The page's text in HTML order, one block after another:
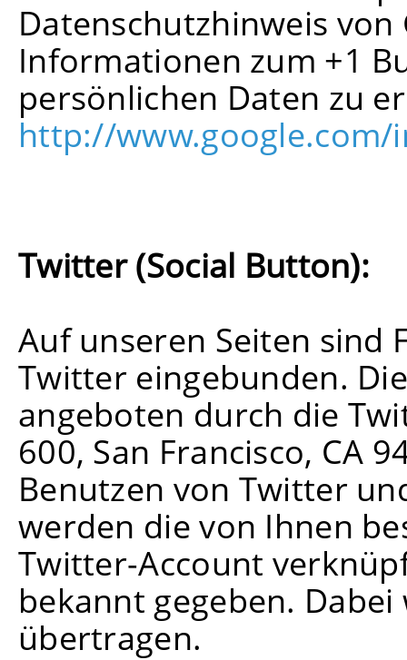
Datenschutzhinweis
Informationen zum +1
persönlichen Daten zu
http://
Twitter (Social Button):
Auf unseren Seiten sind
Twitter eingebunden.
angeboten durch die
600, San Francisco, CA
Benutzen von Twitter
werden die von Ihnen
Twitter-Account
bekannt gegeben.
übertragen.